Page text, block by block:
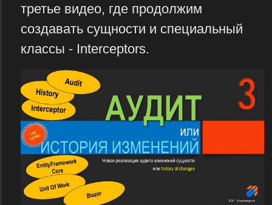
третье видео, где продолжим
создавать сущности и специальный
классы - Interceptors.